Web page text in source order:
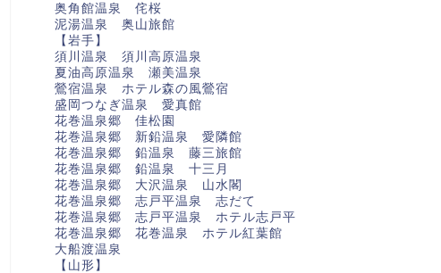
奥角館温泉 侘桜
泥湯温泉 奥山旅館
【岩手】
須川温泉 須川高原温泉
夏油高原温泉 瀬美温泉
鶯宿温泉 ホテル森の風鶯宿
盛岡つなぎ温泉 愛真館
花巻温泉郷 佳松園
花巻温泉郷 新鉛温泉 愛隣館
花巻温泉郷 鉛温泉 藤三旅館
花巻温泉郷 鉛温泉 十三月
花巻温泉郷 大沢温泉 山水閣
花巻温泉郷 志戸平温泉 志だて
花巻温泉郷 志戸平温泉 ホテル志戸平
花巻温泉郷 花巻温泉 ホテル紅葉館
大船渡温泉
【山形】